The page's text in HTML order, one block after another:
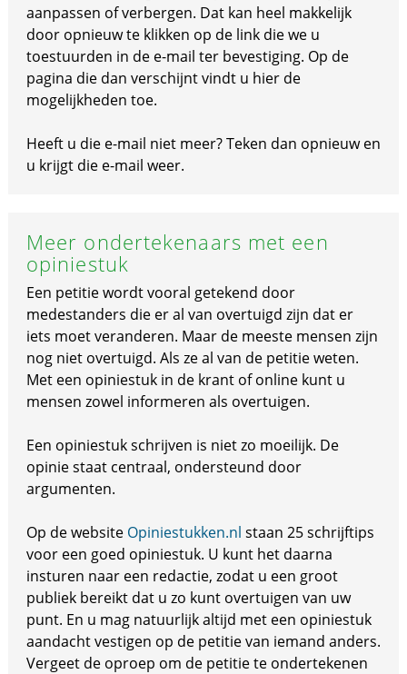
aanpassen of verbergen. Dat kan heel makkelijk
door opnieuw te klikken op de link die we u
toestuurden in de e-mail ter bevestiging. Op de
pagina die dan verschijnt vindt u hier de
mogelijkheden toe.
Heeft u die e-mail niet meer? Teken dan opnieuw en
u krijgt die e-mail weer.
Meer ondertekenaars met een
opiniestuk
Een petitie wordt vooral getekend door
medestanders die er al van overtuigd zijn dat er
iets moet veranderen. Maar de meeste mensen zijn
nog niet overtuigd. Als ze al van de petitie weten.
Met een opiniestuk in de krant of online kunt u
mensen zowel informeren als overtuigen.
Een opiniestuk schrijven is niet zo moeilijk. De
opinie staat centraal, ondersteund door
argumenten.
Op de website Opiniestukken.nl staan 25 schrijftips
voor een goed opiniestuk. U kunt het daarna
insturen naar een redactie, zodat u een groot
publiek bereikt dat u zo kunt overtuigen van uw
punt. En u mag natuurlijk altijd met een opiniestuk
aandacht vestigen op de petitie van iemand anders.
Vergeet de oproep om de petitie te ondertekenen